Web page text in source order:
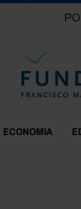
ECONOMIA